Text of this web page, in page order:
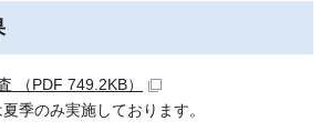
（PDF 749.2KB）
季のみ実施しております。